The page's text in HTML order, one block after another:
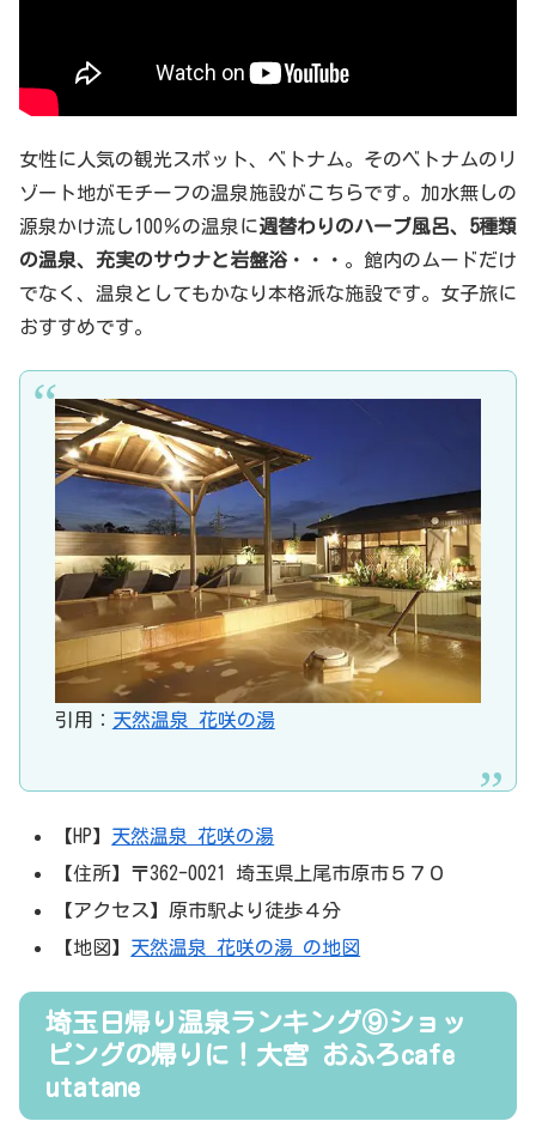
女性に人気の観光スポット、ベトナム。そのベトナムのリ
ゾート地がモチーフの温泉施設がこちらです。加水無しの
源泉かけ流し100％の温泉に週替わりのハーブ風呂、5種類
の温泉、充実のサウナと岩盤浴 ・・・。館内のムードだけ
でなく、温泉としてもかなり本格派な施設です。女子旅に
おすすめです。
引用： 天然温泉 花咲の湯
【HP】 天然温泉 花咲の湯
【住所】〒362-0021 埼玉県上尾市原市５７０
【アクセス】原市駅より徒歩４分
【地図】 天然温泉 花咲の湯 の地図
埼玉日帰り温泉ランキング⑨ショッ
ピングの帰りに！大宮 おふろcafe
utatane